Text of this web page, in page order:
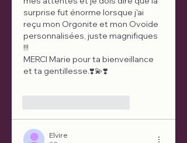
surprise fut énorme lorsque j'ai
reçu mon Orgonite et mon Ovoïde
personnalisées, juste magnifiques
!!!
MERCI Marie pour ta bienveillance
et ta gentillesse.❣️💫❣️
Elvire